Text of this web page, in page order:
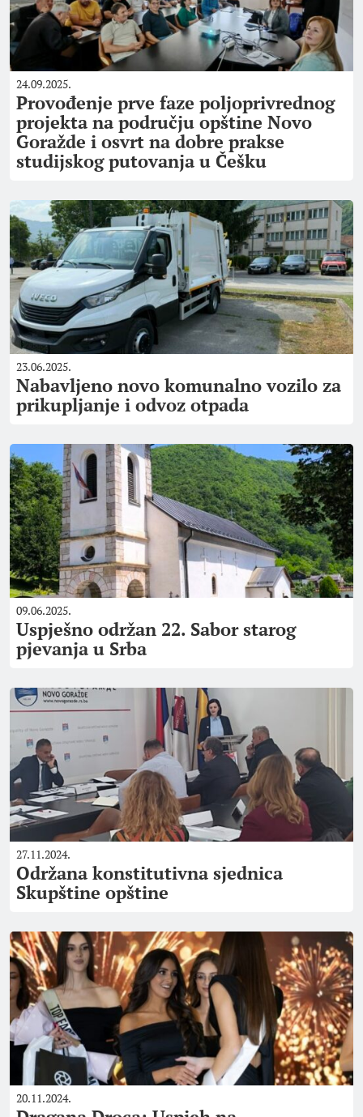
24.09.2025.
Provođenje prve faze poljoprivrednog
projekta na području opštine Novo
Goražde i osvrt na dobre prakse
studijskog putovanja u Češku
23.06.2025.
Nabavljeno novo komunalno vozilo za
prikupljanje i odvoz otpada
09.06.2025.
Uspješno održan 22. Sabor starog
pjevanja u Srba
27.11.2024.
Održana konstitutivna sjednica
Skupštine opštine
20.11.2024.